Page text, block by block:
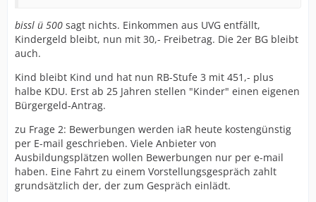
bissl ü 500 sagt nichts. Einkommen aus UVG entfällt,
Kindergeld bleibt, nun mit 30,- Freibetrag. Die 2er BG bleibt
auch.
Kind bleibt Kind und hat nun RB-Stufe 3 mit 451,- plus
halbe KDU. Erst ab 25 Jahren stellen "Kinder" einen eigenen
Bürgergeld-Antrag.
zu Frage 2: Bewerbungen werden iaR heute kostengünstig
per E-mail geschrieben. Viele Anbieter von
Ausbildungsplätzen wollen Bewerbungen nur per e-mail
haben. Eine Fahrt zu einem Vorstellungsgespräch zahlt
grundsätzlich der, der zum Gespräch einlädt.